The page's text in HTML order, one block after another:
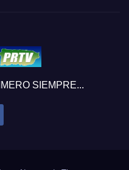
SIEMPRE...